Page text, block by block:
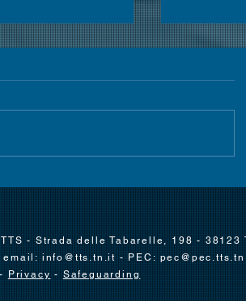
acuto
- Strada delle Tabarelle, 198 - 38123
email: info@tts.tn.it - PEC:
- Privacy - Safeguarding